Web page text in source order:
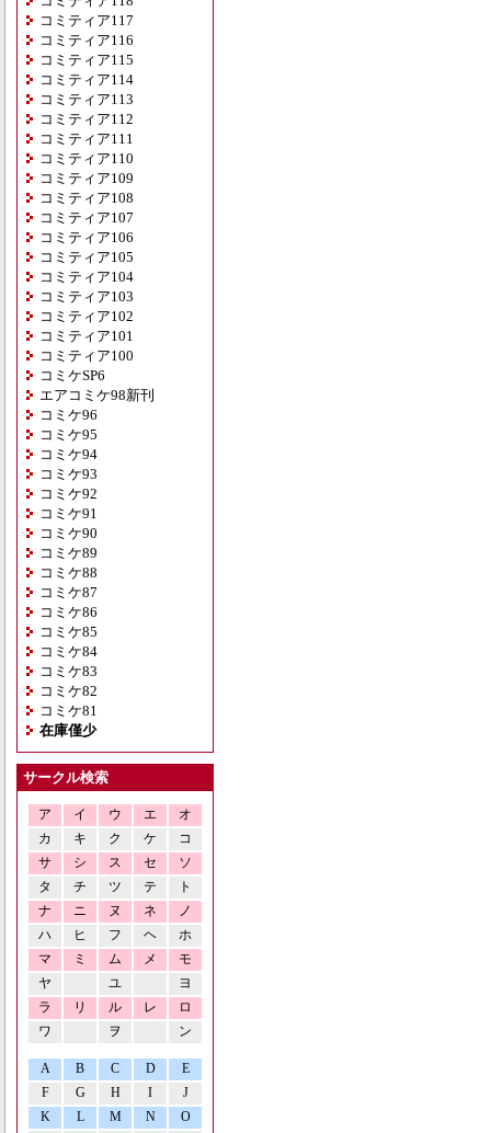
コミティア117
コミティア116
コミティア115
コミティア114
コミティア113
コミティア112
コミティア111
コミティア110
コミティア109
コミティア108
コミティア107
コミティア106
コミティア105
コミティア104
コミティア103
コミティア102
コミティア101
コミティア100
コミケSP6
エアコミケ98新刊
コミケ96
コミケ95
コミケ94
コミケ93
コミケ92
コミケ91
コミケ90
コミケ89
コミケ88
コミケ87
コミケ86
コミケ85
コミケ84
コミケ83
コミケ82
コミケ81
在庫僅少
サークル検索
ア イ ウ エ
オ
カ
キ ク ケ
コ
サ
シ ス セ
ソ
タ
チ ツ テ
ト
ナ
ニ ヌ ネ
ノ
ハ
ヒ フ ヘ
ホ
マ
ミ ム メ
モ
ヤ
ユ
ヨ
ラ
リ ル レ
ロ
ワ
ヲ ン
A B C D
E
F
G H I
J
K
L M N O